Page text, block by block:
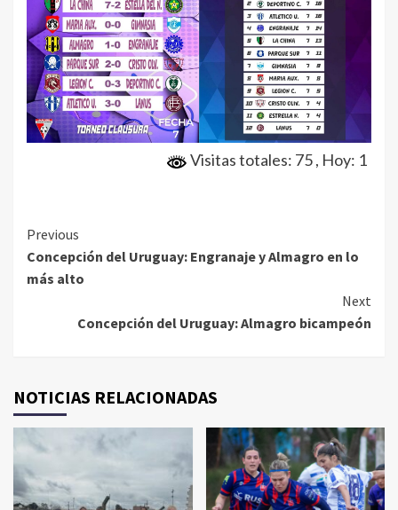
Visitas totales: 75, Hoy: 1
Continue
Reading
Previous
Concepción del Uruguay: Engranaje y Almagro en lo
más alto
Next
Concepción del Uruguay: Almagro bicampeón
NOTICIAS RELACIONADAS